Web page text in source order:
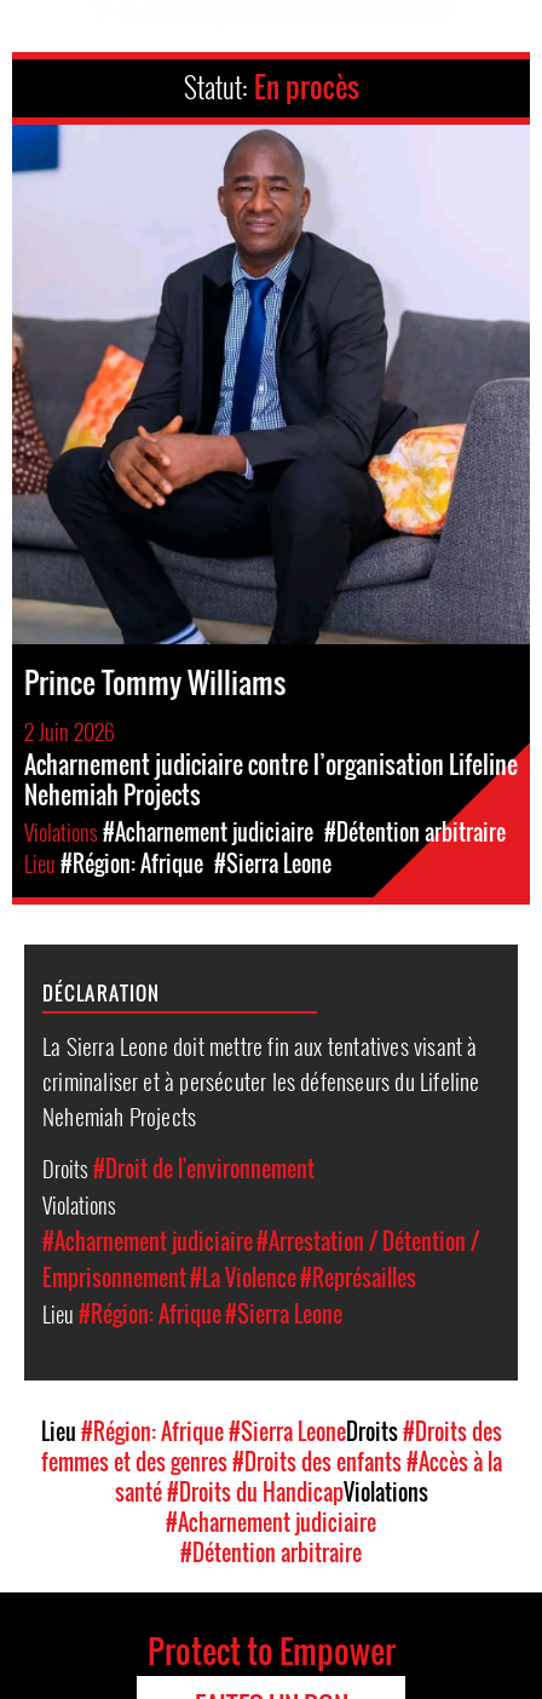
Statut: En procès
Prince Tommy Williams
2 Juin 2026
Acharnement judiciaire contre l’organisation Lifeline
Nehemiah Projects
Violations#Acharnement judiciaire #Détention arbitraire
Lieu#Région: Afrique #Sierra Leone
DÉCLARATION
La Sierra Leone doit mettre fin aux tentatives visant à
criminaliser et à persécuter les défenseurs du Lifeline
Nehemiah Projects
Droits#Droit de l'environnement
Violations
#Acharnement judiciaire#Arrestation / Détention /
Emprisonnement#La Violence#Représailles
Lieu#Région: Afrique#Sierra Leone
Lieu#Région: Afrique#Sierra LeoneDroits#Droits des
femmes et des genres#Droits des enfants#Accès à la
santé#Droits du HandicapViolations
#Acharnement judiciaire
#Détention arbitraire
Protect to Empower